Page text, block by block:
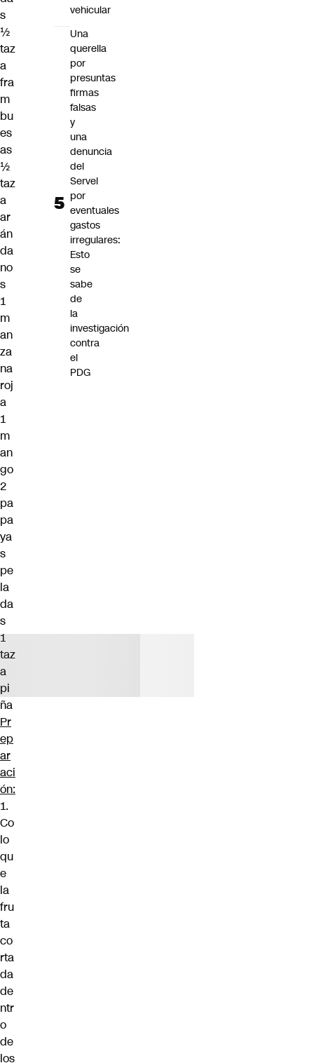
s
½
taz
a
fra
m
bu
es
as
½
taz
a
ar
án
da
no
s
1
m
an
za
na
roj
a
1
m
an
go
2
pa
pa
ya
s
pe
la
da
s
1
taz
a
pi
ña
Pr
ep
ar
aci
ón:
1.
Co
lo
qu
e
la
fru
ta
co
rta
da
de
ntr
o
de
los
vehicular
Una
querella
por
presuntas
firmas
falsas
y
una
denuncia
del
Servel
por
eventuales
gastos
irregulares:
Esto
se
sabe
de
la
investigación
contra
el
PDG